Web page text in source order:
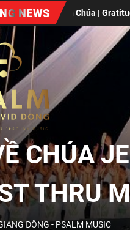
NEWSXuân Bất Diệt (Vol #7)
NÓI
VỀ
CHÚA
QUA
CHÚA
THRU
ĐÔNG - PSALM MUSIC